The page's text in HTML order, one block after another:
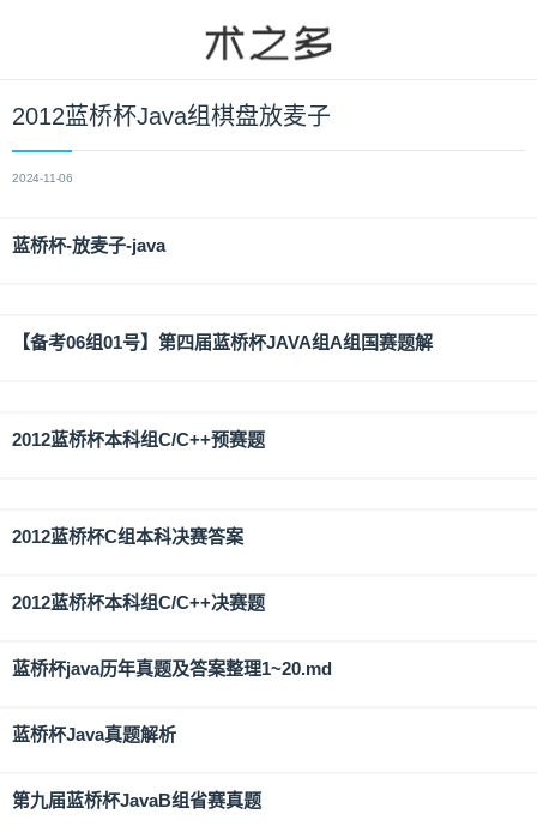
2012蓝桥杯Java组棋盘放麦子
2024-11-06
蓝桥杯-放麦子-java
【备考06组01号】第四届蓝桥杯JAVA组A组国赛题解
2012蓝桥杯本科组C/C++预赛题
2012蓝桥杯C组本科决赛答案
2012蓝桥杯本科组C/C++决赛题
蓝桥杯java历年真题及答案整理1~20.md
蓝桥杯Java真题解析
第九届蓝桥杯JavaB组省赛真题